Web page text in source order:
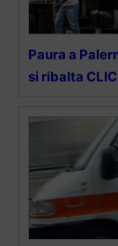
Paura a
si ribalta